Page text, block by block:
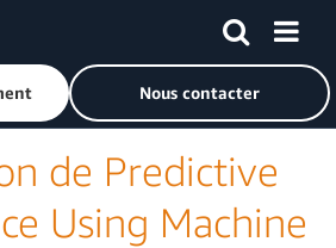
revenir à la page d'accueil d'Amazon Web
Nous contacter
de Predictive
Using Machine